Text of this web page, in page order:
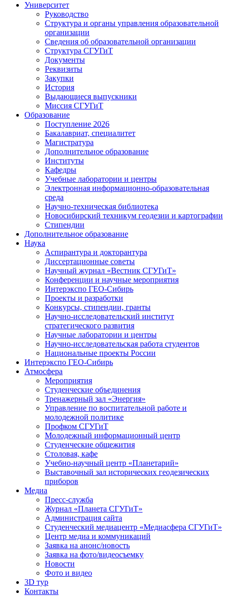
Университет
Руководство
Структура и органы управления образовательной
организации
Сведения об образовательной организации
Структура СГУГиТ
Документы
Реквизиты
Закупки
История
Выдающиеся выпускники
Миссия СГУГиТ
Образование
Поступление 2026
Бакалавриат, специалитет
Магистратура
Дополнительное образование
Институты
Кафедры
Учебные лаборатории и центры
Электронная информационно-образовательная
среда
Научно-техническая библиотека
Новосибирский техникум геодезии и картографии
Стипендии
Дополнительное образование
Наука
Аспирантура и докторантура
Диссертационные советы
Научный журнал «Вестник СГУГиТ»
Конференции и научные мероприятия
Интерэкспо ГЕО-Сибирь
Проекты и разработки
Конкурсы, стипендии, гранты
Научно-исследовательский институт
стратегического развития
Научные лаборатории и центры
Научно-исследовательская работа студентов
Национальные проекты России
Интерэкспо ГЕО-Сибирь
Атмосфера
Мероприятия
Студенческие объединения
Тренажерный зал «Энергия»
Управление по воспитательной работе и
молодежной политике
Профком СГУГиТ
Молодежный информационный центр
Студенческие общежития
Столовая, кафе
Учебно-научный центр «Планетарий»
Выставочный зал исторических геодезических
приборов
Медиа
Пресс-служба
Журнал «Планета СГУГиТ»
Администрация сайта
Студенческий медиацентр «Медиасфера СГУГиТ»
Центр медиа и коммуникаций
Заявка на анонс/новость
Заявка на фото/видеосъемку
Новости
Фото и видео
3D тур
Контакты